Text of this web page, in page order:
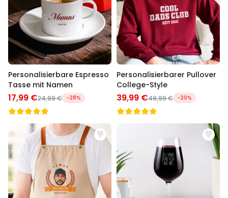
Personalisierbare Espresso
Tasse mit Namen
17,99 €24,99 € -28%
Personalisierbarer Pullover
College-Style
39,99 €49,99 € -20%